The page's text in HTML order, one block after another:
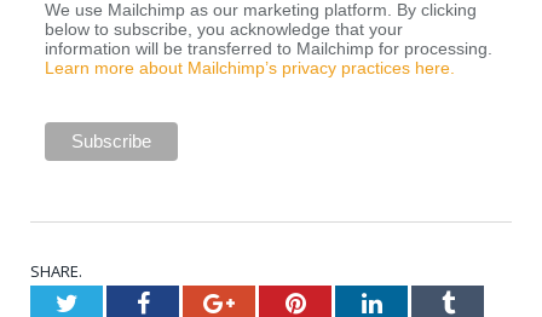
We use Mailchimp as our marketing platform. By clicking
below to subscribe, you acknowledge that your
information will be transferred to Mailchimp for processing.
Learn more about Mailchimp’s privacy practices here.
SHARE.
TwitterFacebookGoogle+PinterestLinkedInTumblr